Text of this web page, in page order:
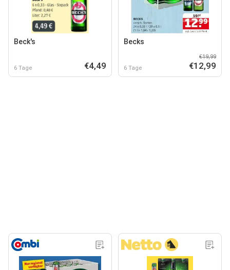
Beck's
6 Tage €4,49
Becks
6 Tage
€19,99
€12,99